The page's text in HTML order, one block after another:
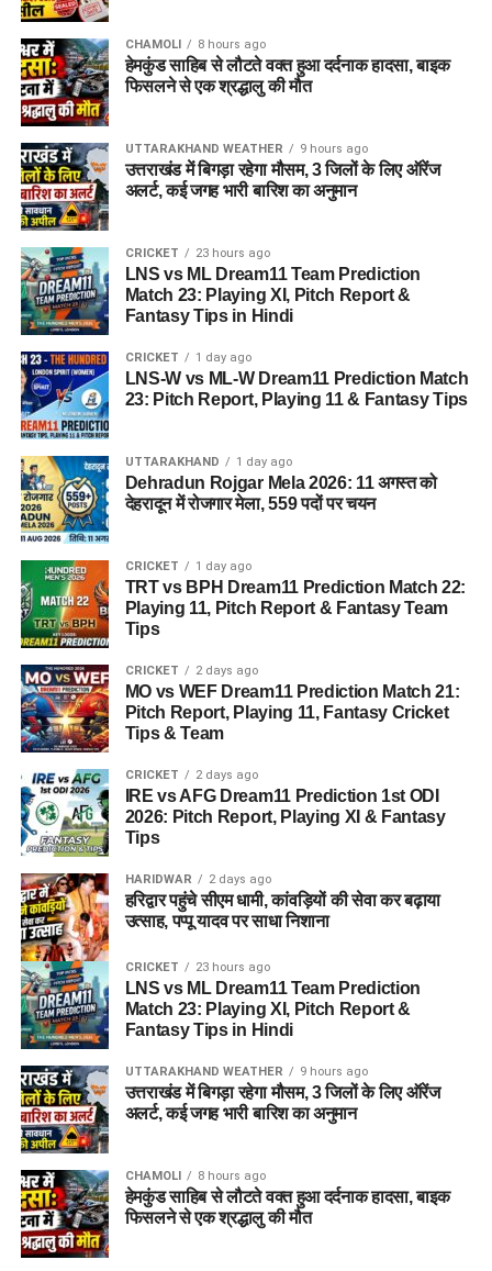
CHAMOLI 8 hours ago
हेमकुंड साहिब से लौटते वक्त हुआ दर्दनाक हादसा, बाइक
फिसलने से एक श्रद्धालु की मौत
UTTARAKHAND WEATHER 9 hours ago
उत्तराखंड में बिगड़ा रहेगा मौसम, 3 जिलों के लिए ऑरेंज
अलर्ट, कई जगह भारी बारिश का अनुमान
CRICKET 23 hours ago
LNS vs ML Dream11 Team Prediction
Match 23: Playing XI, Pitch Report &
Fantasy Tips in Hindi
CRICKET 1 day ago
LNS-W vs ML-W Dream11 Prediction Match
23: Pitch Report, Playing 11 & Fantasy Tips
UTTARAKHAND 1 day ago
Dehradun Rojgar Mela 2026: 11 अगस्त को
देहरादून में रोजगार मेला, 559 पदों पर चयन
CRICKET 1 day ago
TRT vs BPH Dream11 Prediction Match 22:
Playing 11, Pitch Report & Fantasy Team
Tips
CRICKET 2 days ago
MO vs WEF Dream11 Prediction Match 21:
Pitch Report, Playing 11, Fantasy Cricket
Tips & Team
CRICKET 2 days ago
IRE vs AFG Dream11 Prediction 1st ODI
2026: Pitch Report, Playing XI & Fantasy
Tips
HARIDWAR 2 days ago
हरिद्वार पहुंचे सीएम धामी, कांवड़ियों की सेवा कर बढ़ाया
उत्साह, पप्पू यादव पर साधा निशाना
CRICKET 23 hours ago
LNS vs ML Dream11 Team Prediction
Match 23: Playing XI, Pitch Report &
Fantasy Tips in Hindi
UTTARAKHAND WEATHER 9 hours ago
उत्तराखंड में बिगड़ा रहेगा मौसम, 3 जिलों के लिए ऑरेंज
अलर्ट, कई जगह भारी बारिश का अनुमान
CHAMOLI 8 hours ago
हेमकुंड साहिब से लौटते वक्त हुआ दर्दनाक हादसा, बाइक
फिसलने से एक श्रद्धालु की मौत